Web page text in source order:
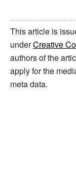
This article is
underCreative
authors of the
apply for the
meta data.